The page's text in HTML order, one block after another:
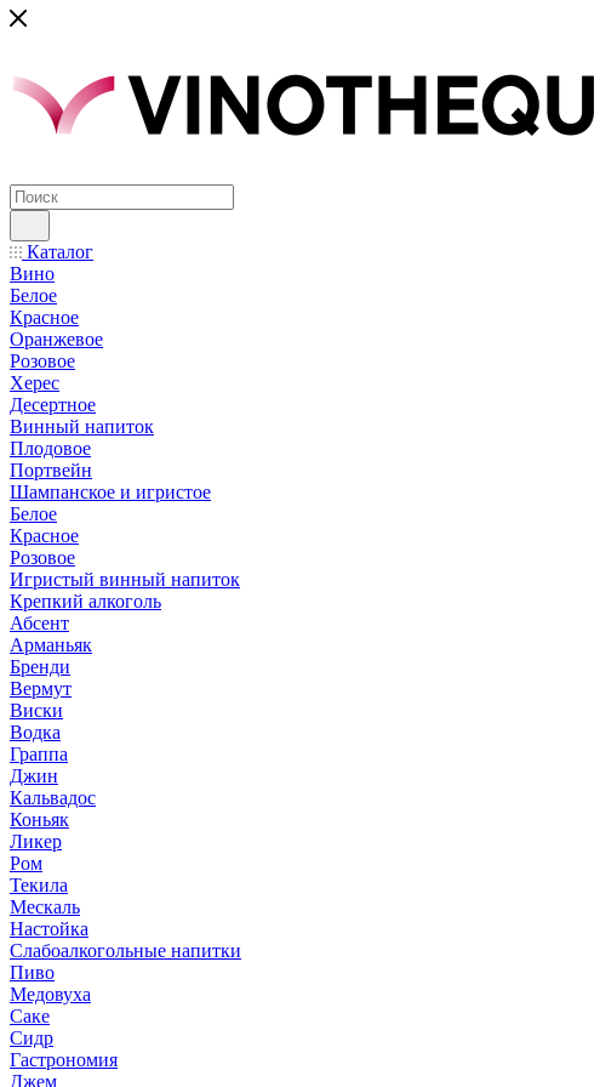
Каталог
Вино
Белое
Красное
Оранжевое
Розовое
Херес
Десертное
Винный напиток
Плодовое
Портвейн
Шампанское и игристое
Белое
Красное
Розовое
Игристый винный напиток
Крепкий алкоголь
Абсент
Арманьяк
Бренди
Вермут
Виски
Водка
Граппа
Джин
Кальвадос
Коньяк
Ликер
Ром
Текила
Мескаль
Настойка
Слабоалкогольные напитки
Пиво
Медовуха
Саке
Сидр
Гастрономия
Джем